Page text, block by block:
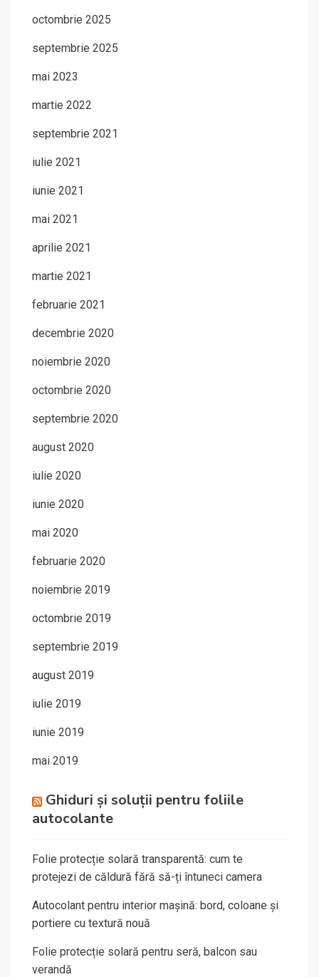
octombrie 2025
septembrie 2025
mai 2023
martie 2022
septembrie 2021
iulie 2021
iunie 2021
mai 2021
aprilie 2021
martie 2021
februarie 2021
decembrie 2020
noiembrie 2020
octombrie 2020
septembrie 2020
august 2020
iulie 2020
iunie 2020
mai 2020
februarie 2020
noiembrie 2019
octombrie 2019
septembrie 2019
august 2019
iulie 2019
iunie 2019
mai 2019
Ghiduri și soluții pentru foliile
autocolante
Folie protecție solară transparentă: cum te
protejezi de căldură fără să-ți întuneci camera
Autocolant pentru interior mașină: bord, coloane și
portiere cu textură nouă
Folie protecție solară pentru seră, balcon sau
verandă